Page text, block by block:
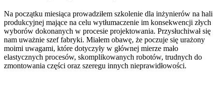
Na początku miesiąca prowadziłem szkolenie dla inżynierów na hali
produkcyjnej mające na celu wytłumaczenie im konsekwencji złych
wyborów dokonanych w procesie projektowania. Przysłuchiwał się
nam uważnie szef fabryki. Miałem obawę, że poczuje się urażony
moimi uwagami, które dotyczyły w głównej mierze mało
elastycznych procesów, skomplikowanych robotów, trudnych do
zmontowania części oraz szeregu innych nieprawidłowości.